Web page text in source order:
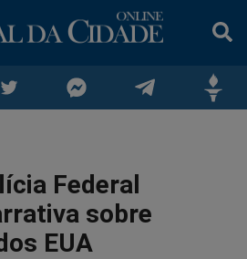
no
no
Messenger
no
Federal
sobre
EUA